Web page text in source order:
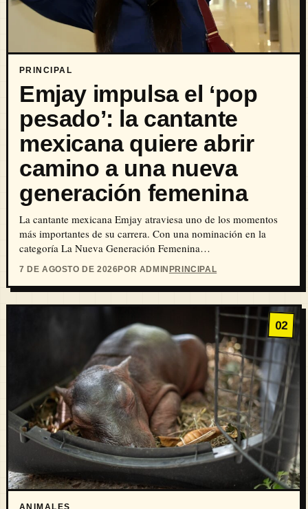
PRINCIPAL
Emjay impulsa el ‘pop
pesado’: la cantante
mexicana quiere abrir
camino a una nueva
generación femenina
La cantante mexicana Emjay atraviesa uno de los momentos
más importantes de su carrera. Con una nominación en la
categoría La Nueva Generación Femenina…
7 DE AGOSTO DE 2026POR ADMIN PRINCIPAL
02